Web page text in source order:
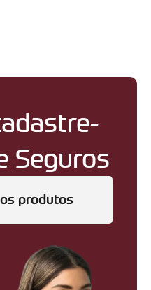
Seguros
produtos